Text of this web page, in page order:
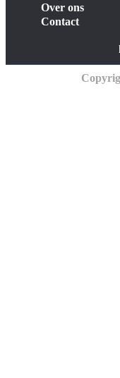
Over ons
Contact